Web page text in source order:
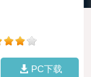
PC下载